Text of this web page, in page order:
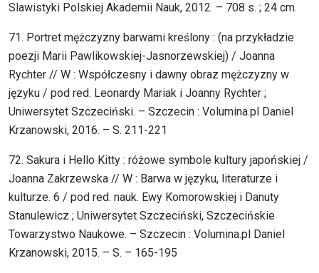
Slawistyki Polskiej Akademii Nauk, 2012. – 708 s. ; 24 cm.
71. Portret mężczyzny barwami kreślony : (na przykładzie
poezji Marii Pawlikowskiej-Jasnorzewskiej) / Joanna
Rychter // W : Współczesny i dawny obraz mężczyzny w
języku / pod red. Leonardy Mariak i Joanny Rychter ;
Uniwersytet Szczeciński. – Szczecin : Volumina.pl Daniel
Krzanowski, 2016. – S. 211-221
72. Sakura i Hello Kitty : różowe symbole kultury japońskiej /
Joanna Zakrzewska // W : Barwa w języku, literaturze i
kulturze. 6 / pod red. nauk. Ewy Komorowskiej i Danuty
Stanulewicz ; Uniwersytet Szczeciński, Szczecińskie
Towarzystwo Naukowe. – Szczecin : Volumina.pl Daniel
Krzanowski, 2015. – S. – 165-195